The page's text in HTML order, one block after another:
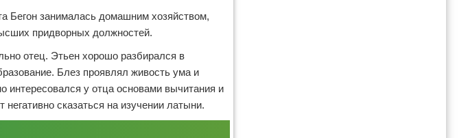
Бегон занималась домашним хозяйством,
придворных должностей.
отец. Этьен хорошо разбирался в
Блез проявлял живость ума и
интересовался у отца основами вычитания и
сказаться на изучении латыни.